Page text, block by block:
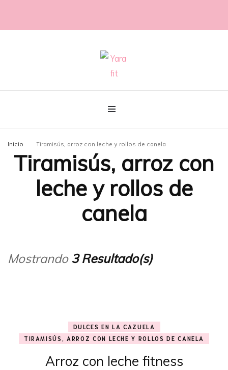
Yara fit
Inicio Tiramisús, arroz con leche y rollos de canela
Tiramisús, arroz con
leche y rollos de
canela
Mostrando 3 Resultado(s)
DULCES EN LA CAZUELA
TIRAMISÚS, ARROZ CON LECHE Y ROLLOS DE CANELA
Arroz con leche fitness